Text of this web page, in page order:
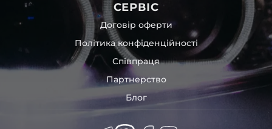
СЕРВІС
Договір оферти
Політика конфіденційності
Співпраця
Партнерство
Блог